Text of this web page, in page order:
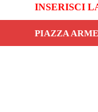
INSERISCI
PIAZZA